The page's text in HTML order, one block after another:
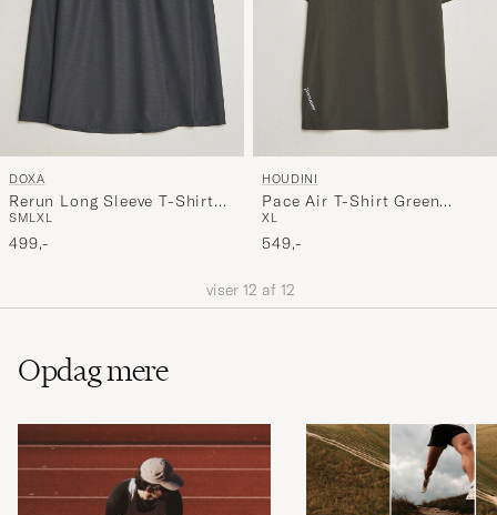
DOXA
Rerun Long Sleeve T-Shirt
Raven
SMLXL
499,-
HOUDINI
Pace Air T-Shirt Green
Illusion
XL
549,-
viser 12 af 12
Opdag mere